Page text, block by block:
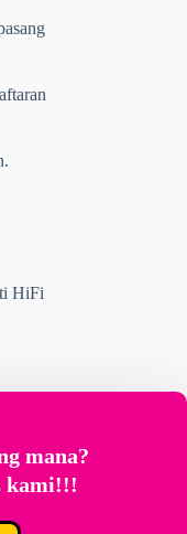
HiFi
mana?
kami!!!